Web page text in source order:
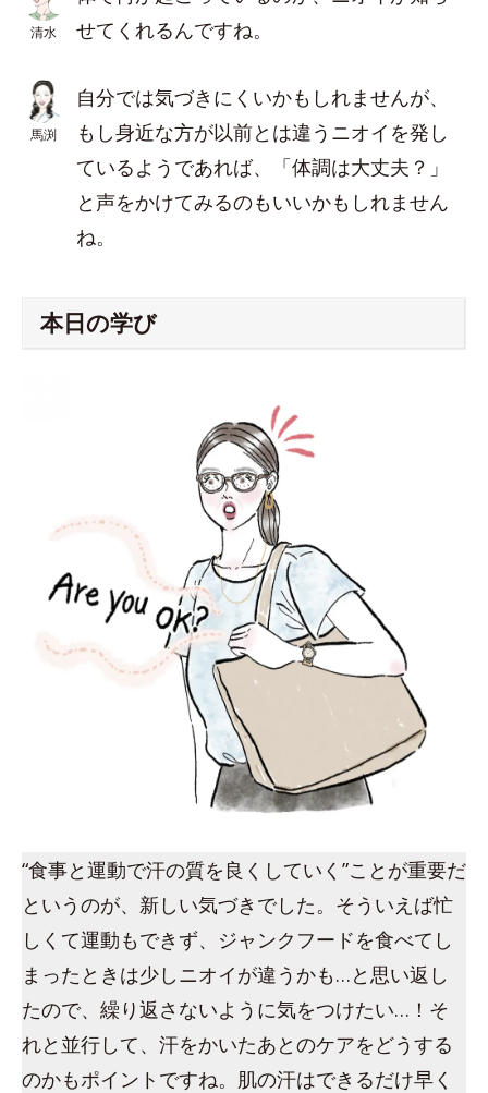
清水
せてくれるんですね。
馬渕
自分では気づきにくいかもしれませんが、
もし身近な方が以前とは違うニオイを発し
ているようであれば、「体調は大丈夫？」
と声をかけてみるのもいいかもしれません
ね。
本日の学び
“食事と運動で汗の質を良くしていく”ことが重要だ
というのが、新しい気づきでした。そういえば忙
しくて運動もできず、ジャンクフードを食べてし
まったときは少しニオイが違うかも…と思い返し
たので、繰り返さないように気をつけたい…！そ
れと並行して、汗をかいたあとのケアをどうする
のかもポイントですね。肌の汗はできるだけ早く